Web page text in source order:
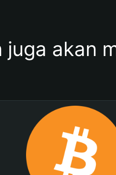
juga akan